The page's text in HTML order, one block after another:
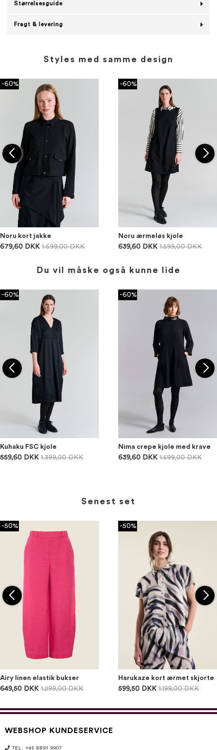
Størrelsesguide
Fragt & levering
Styles med samme design
-60%
Noru kort jakke
679,60 DKK 1.699,00 DKK
-60%
Noru ærmeløs kjole
639,60 DKK 1.599,00 DKK
Du vil måske også kunne lide
-60%
Kuhaku FSC kjole
559,60 DKK 1.399,00 DKK
-60%
Nima crepe kjole med krave
639,60 DKK 1.599,00 DKK
Senest set
-50%
Airy linen elastik bukser
649,50 DKK 1.299,00 DKK
-50%
Harukaze kort ærmet skjorte
599,50 DKK 1.199,00 DKK
WEBSHOP KUNDESERVICE
TEL: +45 8891 9907